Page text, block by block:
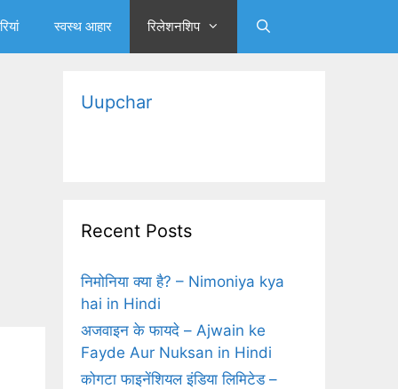
स्‍वस्‍थ आहार रिलेशनशिप
Uupchar
Recent Posts
निमोनिया क्‍या है? – Nimoniya kya
hai in Hindi
अजवाइन के फायदे – Ajwain ke
Fayde Aur Nuksan in Hindi
कोगटा फाइनेंशियल इंडिया लिमिटेड –